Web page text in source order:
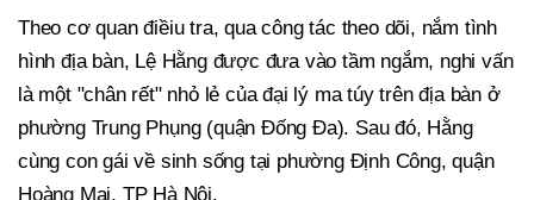
Theo cơ quan điềiu tra, qua công tác theo dõi, nắm tình
hình địa bàn, Lệ Hằng được đưa vào tầm ngắm, nghi vấn
là một "chân rết" nhỏ lẻ của đại lý ma túy trên địa bàn ở
phường Trung Phụng (quận Đống Đa). Sau đó, Hằng
cùng con gái về sinh sống tại phường Định Công, quận
Hoàng Mai, TP Hà Nội.